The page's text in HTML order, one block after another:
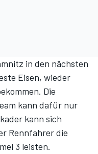
in den nächsten
Eisen, wieder
Die
kann dafür nur
kann sich
Rennfahrer die
3 leisten.